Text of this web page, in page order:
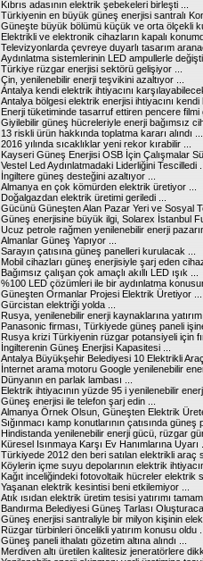
Kıbrıs adasının elektrik şebekeleri birleşti ...
Türkiyenin en büyük güneş enerjisi santralı
Güneşte büyük bölümü küçük ve orta ölçekli
Elektrikli ve elektronik cihazların kapalı
Televizyonlarda çevreye duyarlı tasarım
Aydınlatma sistemlerinin LED ampullerle
Türkiye rüzgar enerjisi sektörü gelişiyor ...
Çin, yenilenebilir enerji teşvikini azaltıyor ...
Antalya kendi elektrik ihtiyacını
Antalya bölgesi elektrik enerjisi ihtiyacını kendi
Enerji tüketiminde tasarruf ettiren pencere filmi
Giyilebilir güneş hücreleriyle enerji bağımsız
13 riskli ürün hakkında toplatma kararı alındı ...
2016 yılında sıcaklıklar yeni rekor kırabilir ...
Kayseri Güneş Enerjisi OSB İçin Çalışmalar
Vestel Led Aydınlatmadaki Liderliğini Tescilledi
İngiltere güneş desteğini azaltıyor ...
Almanya en çok kömürden elektrik üretiyor ...
Doğalgazdan elektrik üretimi geriledi ...
Gücünü Güneşten Alan Pazar Yeri ve Sosyal
Güneş enerjisine büyük ilgi, Solarex İstanbul
Ucuz petrole rağmen yenilenebilir enerji
Almanlar Güneş Yapıyor ...
Sarayın çatısına güneş panelleri kurulacak ...
Mobil cihazları güneş enerjisiyle şarj eden
Bağımsız çalışan çok amaçlı akıllı LED ışık ...
%100 LED çözümleri ile bir aydınlatma
Güneşten Ormanlar Projesi Elektrik Üretiyor ...
Gürcistan elektriği yolda ...
Rusya, yenilenebilir enerji kaynaklarına
Panasonic firması, Türkiyede güneş paneli
Rusya krizi Türkiyenin rüzgar potansiyeli için
İngilterenin Güneş Enerjisi Kapasitesi ...
Antalya Büyükşehir Belediyesi 10 Elektrikli Araç
İnternet arama motoru Google yenilenebilir
Dünyanın en parlak lambası ...
Elektrik ihtiyacının yüzde 95 i yenilenebilir
Güneş enerjisi ile telefon şarj edin ...
Almanya Örnek Olsun, Güneşten Elektrik
Sığınmacı kamp konutlarının çatısında güneş
Hindistanda yenilenebilir enerji gücü, rüzgar
Küresel Isınmaya Karşı Ev Hanımlarına Uyarı
Türkiyede 2012 den beri satılan elektrikli araç
Köylerin içme suyu depolarının elektrik
Kağıt inceliğindeki fotovoltaik hücreler elektrik
Yaşanan elektrik kesintisi beni etkilemiyor ...
Atık ısıdan elektrik üretim tesisi yatırımı
Bandırma Belediyesi Güneş Tarlası
Güneş enerjisi santraliyle bir milyon kişinin
Rüzgar türbinleri öncelikli yatırım konusu oldu
Güneş paneli ithalatı gözetim altına alındı ...
Merdiven altı üretilen kalitesiz jeneratörlere